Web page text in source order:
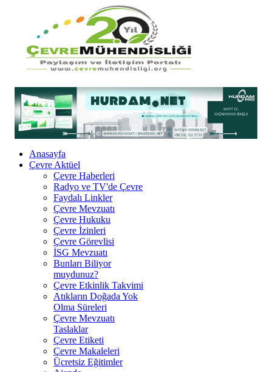
Anasayfa
Çevre Aktüel
Çevre Haberleri
Radyo ve TV'de Çevre
Faydalı Linkler
Çevre Mevzuatı
Çevre Hukuku
Çevre İzinleri
Çevre Görevlisi
İSG Mevzuatı
Bunları Biliyor
muydunuz?
Çevre Etkinlik Takvimi
Atıkların Doğada Yok
Olma Süreleri
Çevre Mevzuatı
Taslaklar
Çevre Etiketi
Çevre Makaleleri
Ücretsiz Eğitimler